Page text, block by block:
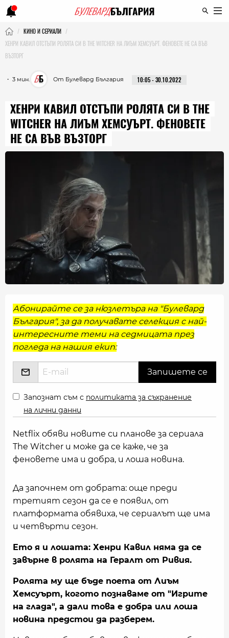
КИНО И СЕРИАЛИ
ХЕНРИ КАВИЛ ОТСТЪПИ РОЛЯТА СИ В THE WITCHER НА ЛИЪМ ХЕМСУЪРТ. ФЕНОВЕТЕ НЕ СА ВЪВ
ВЪЗТОРГ
・ 3 мин. От Булевард България 10:05 - 30.10.2022
ХЕНРИ КАВИЛ ОТСТЪПИ РОЛЯТА СИ В THE
WITCHER НА ЛИЪМ ХЕМСУЪРТ. ФЕНОВЕТЕ
НЕ СА ВЪВ ВЪЗТОРГ
Абонирайте се за нюзлетъра на "Булевард
България", за да получавате селекция с най-
интересните теми на седмицата през
погледа на нашия екип:
Запознат съм с политиката за съхранение
на лични данни
Netflix обяви новите си планове за сериала
The Witcher и може да се каже, че за
феновете има и добра, и лоша новина.
Да започнем от добрата: още преди
третият сезон да се е появил, от
платформата обявиха, че сериалът ще има
и четвърти сезон.
Ето я и лошата: Хенри Кавил няма да се
завърне в ролята на Гералт от Ривия.
Ролята му ще бъде поета от Лиъм
Хемсуърт, когото познаваме от "Игрите
на глада", а дали това е добра или лоша
новина предстои да разберем.